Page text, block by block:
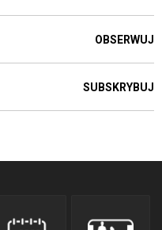
OBSERWUJ
SUBSKRYBUJ